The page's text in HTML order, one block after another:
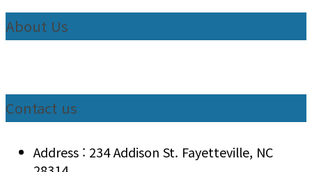
About Us
Contact us
Address : 234 Addison St. Fayetteville, NC